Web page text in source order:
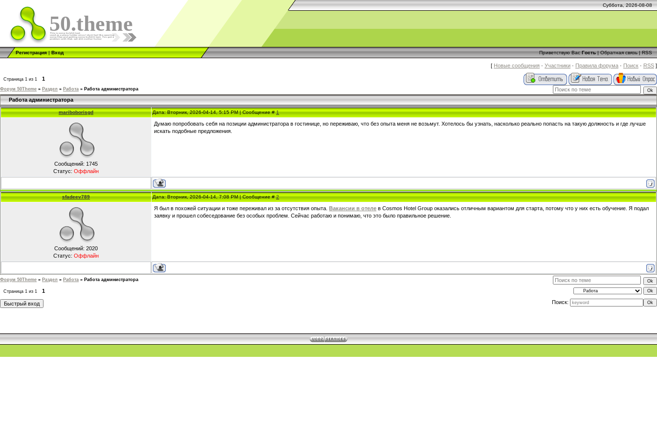
Суббота, 2026-08-08
50.theme
Регистрация|Вход Приветствую Вас Гость|Обратная связь|RSS
[ Новые сообщения · Участники · Правила форума · Поиск · RSS ]
Страница 1 из 1 1
Форум 50Theme » Раздел » Работа » Работа администратора
Работа администратора
mariboborisgd Дата: Вторник, 2026-04-14, 5:15 PM | Сообщение #1
Сообщений: 1745
Статус: Оффлайн
Думаю попробовать себя на позиции администратора в гостинице, но переживаю, что без опыта меня не возьмут. Хотелось бы узнать, насколько реально попасть на такую должность и где лучше
искать подобные предложения.
sfadeev789 Дата: Вторник, 2026-04-14, 7:08 PM | Сообщение #2
Сообщений: 2020
Статус: Оффлайн
Я был в похожей ситуации и тоже переживал из за отсутствия опыта. Вакансии в отеле в Cosmos Hotel Group оказались отличным вариантом для старта, потому что у них есть обучение. Я подал
заявку и прошел собеседование без особых проблем. Сейчас работаю и понимаю, что это было правильное решение.
Форум 50Theme » Раздел » Работа » Работа администратора
Страница 1 из 1
1
Поиск: